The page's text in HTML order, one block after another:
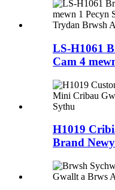
LS-H1061
Cam 4
H1019
Brand